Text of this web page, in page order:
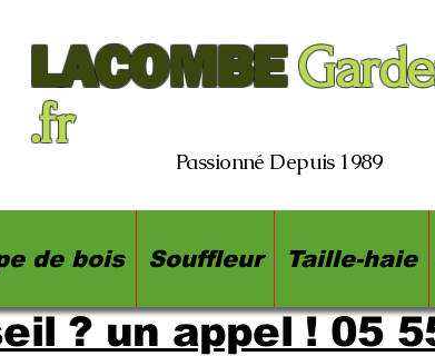
LACOMBE
.fr
Passionné Depuis 1989
de bois Souffleur Taille-haie
? un appel ! 05